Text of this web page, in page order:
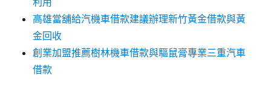
高雄當舖給汽機車借款建議辦理新竹黃金借款與黃
金回收
創業加盟推薦樹林機車借款與驅鼠膏專業三重汽車
借款